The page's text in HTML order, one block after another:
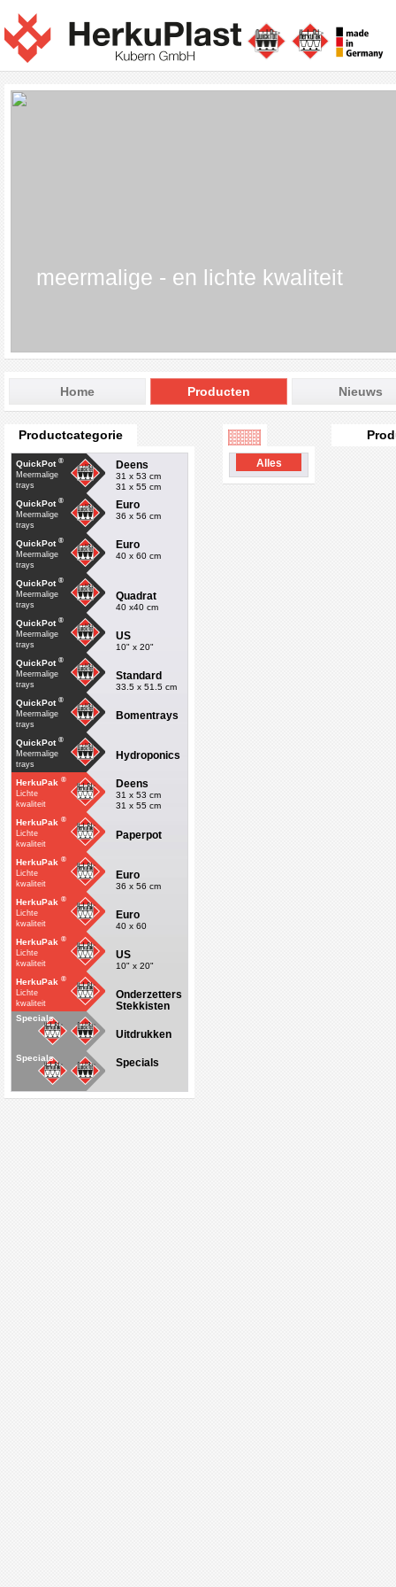
meermalige - en lichte kwaliteit
Home Producten Nieuws
Productcategorie
QuickPot ®
Meermalige
trays
Deens
31 x 53 cm
31 x 55 cm
QuickPot ®
Meermalige
trays
Euro
36 x 56 cm
QuickPot ®
Meermalige
trays
Euro
40 x 60 cm
QuickPot ®
Meermalige
trays
Quadrat
40 x40 cm
QuickPot ®
Meermalige
trays
US
10" x 20"
QuickPot ®
Meermalige
trays
Standard
33.5 x 51.5 cm
QuickPot ®
Meermalige
trays
Bomentrays
QuickPot ®
Meermalige
trays
Hydroponics
HerkuPak ®
Lichte
kwaliteit
Deens
31 x 53 cm
31 x 55 cm
HerkuPak ®
Lichte
kwaliteit
Paperpot
HerkuPak ®
Lichte
kwaliteit
Euro
36 x 56 cm
HerkuPak ®
Lichte
kwaliteit
Euro
40 x 60
HerkuPak ®
Lichte
kwaliteit
US
10" x 20"
HerkuPak ®
Lichte
kwaliteit
Onderzetters
Stekkisten
Specials
Uitdrukken
Specials Specials
Alles